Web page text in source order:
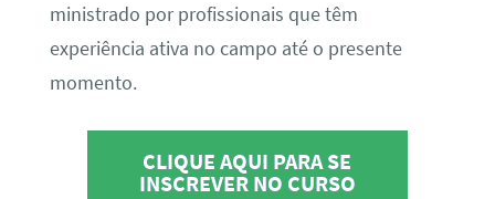
ministrado por profissionais que têm
experiência ativa no campo até o presente
momento.
CLIQUE AQUI PARA SE
INSCREVER NO CURSO